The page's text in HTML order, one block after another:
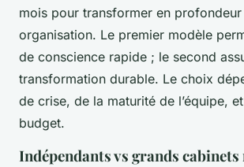
mois pour transformer en
organisation. Le premier modèle
de conscience rapide ; le second
transformation durable. Le choix
de crise, de la maturité de l’équipe,
budget.
Indépendants vs grands